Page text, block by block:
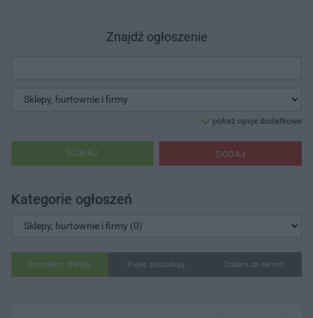
Znajdź ogłoszenie
pokaż opcje dodatkowe
DODAJ
SZUKAJ
Kategorie ogłoszeń
Sprzedam, oferuję Kupię, poszukuję Oddam za darmo